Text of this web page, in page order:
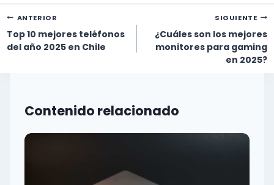
Navegación
de
entradas
ANTERIOR
Top 10 mejores teléfonos
del año 2025 en Chile
SIGUIENTE
¿Cuáles son los mejores
monitores para gaming
en 2025?
Contenido relacionado